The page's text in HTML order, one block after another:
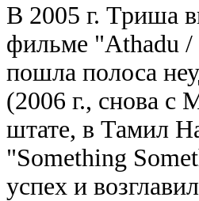
В 2005 г. Триша
фильме "Athadu /
пошла полоса
(2006 г., снова с
штате, в Тамил
"Something
успех и